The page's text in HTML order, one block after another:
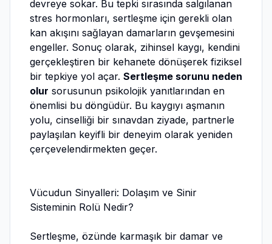
devreye sokar. Bu tepki sırasında salgılanan
stres hormonları, sertleşme için gerekli olan
kan akışını sağlayan damarların gevşemesini
engeller. Sonuç olarak, zihinsel kaygı, kendini
gerçekleştiren bir kehanete dönüşerek fiziksel
bir tepkiye yol açar. Sertleşme sorunu neden
olur sorusunun psikolojik yanıtlarından en
önemlisi bu döngüdür. Bu kaygıyı aşmanın
yolu, cinselliği bir sınavdan ziyade, partnerle
paylaşılan keyifli bir deneyim olarak yeniden
çerçevelendirmekten geçer.
Vücudun Sinyalleri: Dolaşım ve Sinir
Sisteminin Rolü Nedir?
Sertleşme, özünde karmaşık bir damar ve